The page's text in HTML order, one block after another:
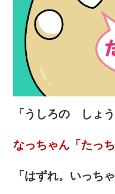
「うしろの しょ
なっちゃん「たっち
「はずれ。いっち